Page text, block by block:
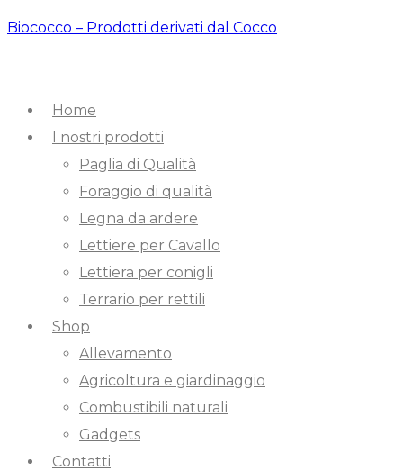
Biococco – Prodotti derivati dal Cocco
Home
I nostri prodotti
Paglia di Qualità
Foraggio di qualità
Legna da ardere
Lettiere per Cavallo
Lettiera per conigli
Terrario per rettili
Shop
Allevamento
Agricoltura e giardinaggio
Combustibili naturali
Gadgets
Contatti